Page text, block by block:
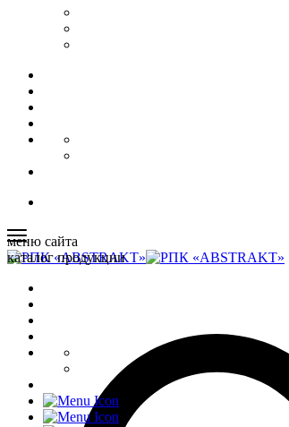
меню сайта
каталог продукции